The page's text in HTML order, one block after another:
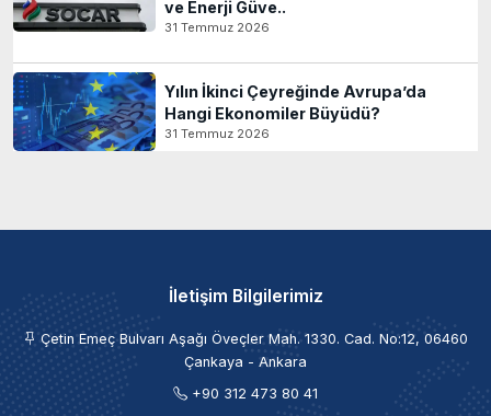
ve Enerji Güve..
31 Temmuz 2026
Yılın İkinci Çeyreğinde Avrupa’da
Hangi Ekonomiler Büyüdü?
31 Temmuz 2026
İletişim Bilgilerimiz
Çetin Emeç Bulvarı Aşağı Öveçler Mah. 1330. Cad. No:12, 06460
Çankaya - Ankara
+90 312 473 80 41